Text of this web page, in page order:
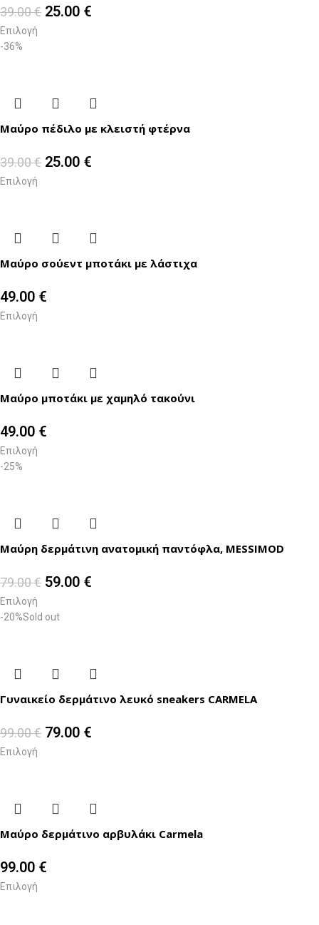
39.00€ 25.00 €
Επιλογή
-36%
Μαύρο πέδιλο με κλειστή φτέρνα
39.00€ 25.00 €
Επιλογή
Μαύρο σούεντ μποτάκι με λάστιχα
49.00 €
Επιλογή
Μαύρο μποτάκι με χαμηλό τακούνι
49.00 €
Επιλογή
-25%
Μαύρη δερμάτινη ανατομική παντόφλα, MESSIMOD
79.00€ 59.00 €
Επιλογή
-20%Sold out
Γυναικείο δερμάτινο λευκό sneakers CARMELA
99.00€ 79.00 €
Επιλογή
Μαύρο δερμάτινο αρβυλάκι Carmela
99.00 €
Επιλογή